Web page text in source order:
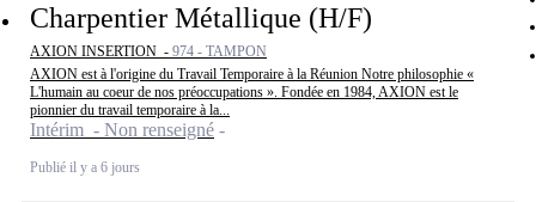
Charpentier Métallique (H/F)
AXION INSERTION - 974 - TAMPON
AXION est à l'origine du Travail Temporaire à la Réunion Notre philosophie «
L'humain au coeur de nos préoccupations ». Fondée en 1984, AXION est le
pionnier du travail temporaire à la...
Intérim - Non renseigné
Publié il y a 6 jours